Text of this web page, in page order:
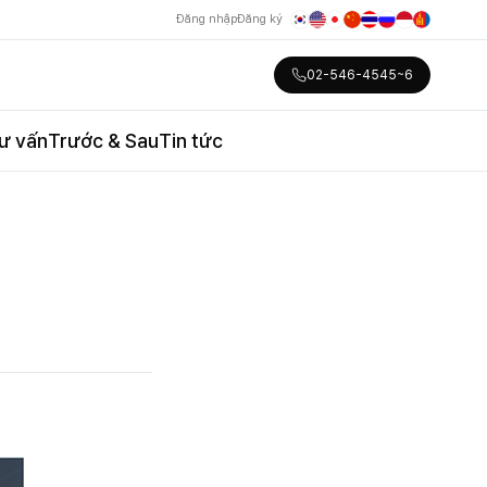
Đăng nhậpĐăng ký
02-546-4545~6
vấnTrước & SauTin tức